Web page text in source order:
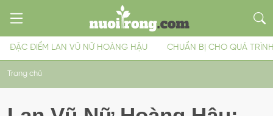
ĐẶC ĐIỂM LAN VŨ NỮ HOÀNG HẬU CHUẨN BỊ CHO QUÁ
Trang chủ